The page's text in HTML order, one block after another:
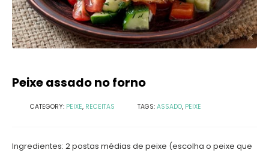
Peixe assado no forno
CATEGORY: PEIXE, RECEITAS TAGS: ASSADO, PEIXE
Ingredientes: 2 postas médias de peixe (escolha o peixe que